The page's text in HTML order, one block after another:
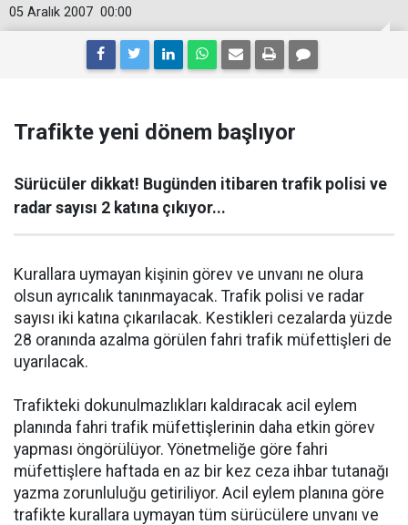
00:00
05 Aralık 2007
Trafikte yeni dönem başlıyor
Sürücüler dikkat! Bugünden itibaren trafik polisi ve
radar sayısı 2 katına çıkıyor...
Kurallara uymayan kişinin görev ve unvanı ne olura
olsun ayrıcalık tanınmayacak. Trafik polisi ve radar
sayısı iki katına çıkarılacak. Kestikleri cezalarda yüzde
28 oranında azalma görülen fahri trafik müfettişleri de
uyarılacak.
Trafikteki dokunulmazlıkları kaldıracak acil eylem
planında fahri trafik müfettişlerinin daha etkin görev
yapması öngörülüyor. Yönetmeliğe göre fahri
müfettişlere haftada en az bir kez ceza ihbar tutanağı
yazma zorunluluğu getiriliyor. Acil eylem planına göre
trafikte kurallara uymayan tüm sürücülere unvanı ve